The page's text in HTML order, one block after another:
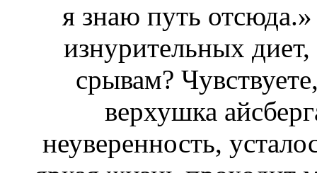
я знаю путь
изнурительных
срывам?
верхушка
неуверенность,